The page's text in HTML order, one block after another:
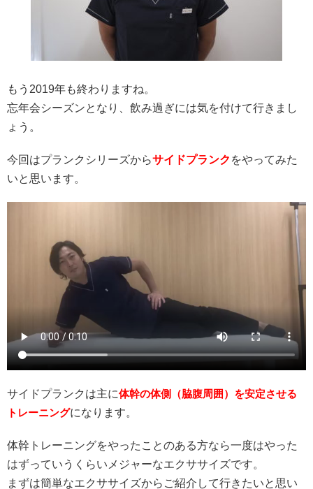
もう2019年も終わりますね。
忘年会シーズンとなり、飲み過ぎには気を付けて行きまし
ょう。
今回はプランクシリーズからサイドプランク をやってみた
いと思います。
サイドプランクは主に体幹の体側（脇腹周囲）を安定させる
トレーニングになります。
体幹トレーニングをやったことのある方なら一度はやった
はずっていうくらいメジャーなエクササイズです。
まずは簡単なエクササイズからご紹介して行きたいと思い